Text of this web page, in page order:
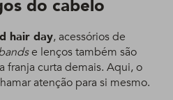
do cabelo
hair day, acessórios de
e lenços também são
franja curta demais. Aqui, o
atenção para si mesmo.